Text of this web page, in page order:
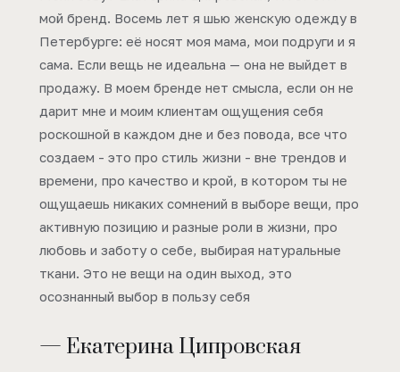
мой бренд. Восемь лет я шью женскую одежду в
Петербурге: её носят моя мама, мои подруги и я
сама. Если вещь не идеальна — она не выйдет в
продажу. В моем бренде нет смысла, если он не
дарит мне и моим клиентам ощущения себя
роскошной в каждом дне и без повода, все что
создаем - это про стиль жизни - вне трендов и
времени, про качество и крой, в котором ты не
ощущаешь никаких сомнений в выборе вещи, про
активную позицию и разные роли в жизни, про
любовь и заботу о себе, выбирая натуральные
ткани. Это не вещи на один выход, это
осознанный выбор в пользу себя
— Екатерина Ципровская